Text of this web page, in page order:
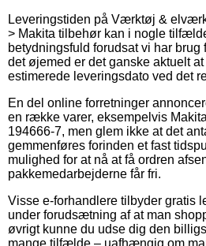
Leveringstiden på Værktøj &
> Makita tilbehør kan i nogle
betydningsfuld forudsat vi har brug
det øjemed er det ganske aktuelt
estimerede leveringsdato ved det
En del online forretninger
en række varer, eksempelvis
194666-7, men glem ikke at det
gemmenføres forinden et fast
mulighed for at nå at få ordren
pakkemedarbejderne får fri.
Visse e-forhandlere tilbyder gratis
under forudsætning af at man
øvrigt kunne du udse dig den
mange tilfælde – uafhængig om